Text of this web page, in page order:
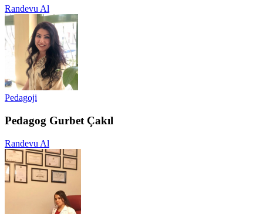
Randevu Al
Pedagoji
Pedagog Gurbet Çakıl
Randevu Al